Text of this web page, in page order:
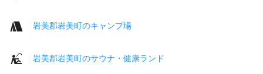
岩美郡岩美町のキャンプ場
岩美郡岩美町のサウナ・健康ランド